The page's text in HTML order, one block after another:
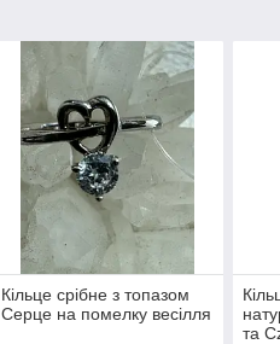
Кільце срібне з топазом
Серце на помелку весілля
та